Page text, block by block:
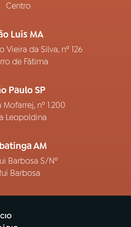
Centro
Luís MA
Vieira da Silva, nº 126
de Fátima
Paulo SP
nº 1.200
Leopoldina
AM
Barbosa S/Nº
Barbosa